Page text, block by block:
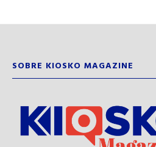
SOBRE KIOSKO MAGAZINE